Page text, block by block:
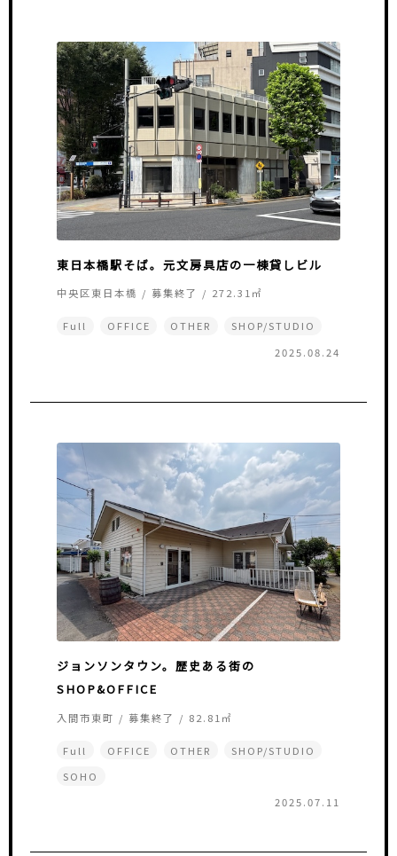
東日本橋駅そば。元文房具店の一棟貸しビル
中央区東日本橋 / 募集終了 / 272.31㎡
Full OFFICE OTHER
SHOP/STUDIO
2025.08.24
ジョンソンタウン。歴史ある街の
SHOP&OFFICE
入間市東町 / 募集終了 / 82.81㎡
Full OFFICE OTHER
SHOP/STUDIO
SOHO
2025.07.11